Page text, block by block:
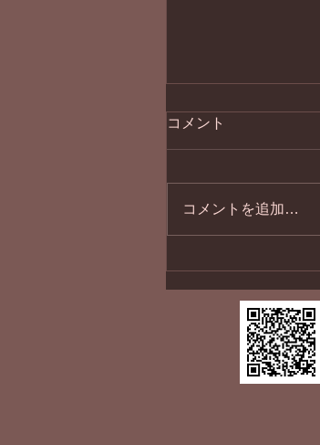
コメント
コメントを追加…